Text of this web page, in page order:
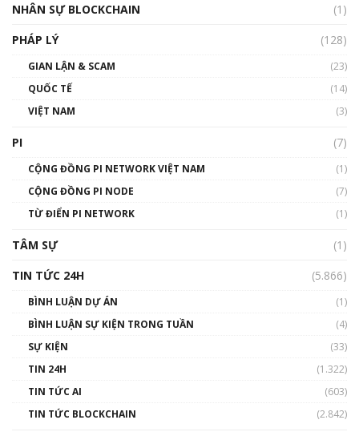
01:32:59
gió ấm
Talkshow 14: MemeCoin – Trò đùa tỷ đô
01:29:26
NHÂN SỰ BLOCKCHAIN
(1)
PHÁP LÝ
(128)
GIAN LẬN & SCAM
(23)
QUỐC TẾ
(14)
VIỆT NAM
(3)
PI (7)
CỘNG ĐỒNG PI NETWORK VIỆT NAM
(1)
CỘNG ĐỒNG PI NODE
(7)
TỪ ĐIỂN PI NETWORK
(1)
TÂM SỰ
(1)
TIN TỨC 24H
(5.866)
BÌNH LUẬN DỰ ÁN
(1)
BÌNH LUẬN SỰ KIỆN TRONG TUẦN
(4)
SỰ KIỆN
(33)
TIN 24H
(1.322)
TIN TỨC AI
(603)
TIN TỨC BLOCKCHAIN
(2.842)